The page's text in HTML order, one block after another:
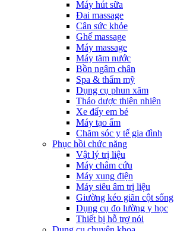
Máy hút sữa
Đai massage
Cân sức khỏe
Ghế massage
Máy massage
Máy tăm nước
Bồn ngâm chân
Spa & thẩm mỹ
Dụng cụ phun xăm
Thảo dược thiên nhiên
Xe đẩy em bé
Máy tạo ẩm
Chăm sóc y tế gia đình
Phục hồi chức năng
Vật lý trị liệu
Máy châm cứu
Máy xung điện
Máy siêu âm trị liệu
Giường kéo giãn cột sống
Dụng cụ đo lường y học
Thiết bị hỗ trợ nói